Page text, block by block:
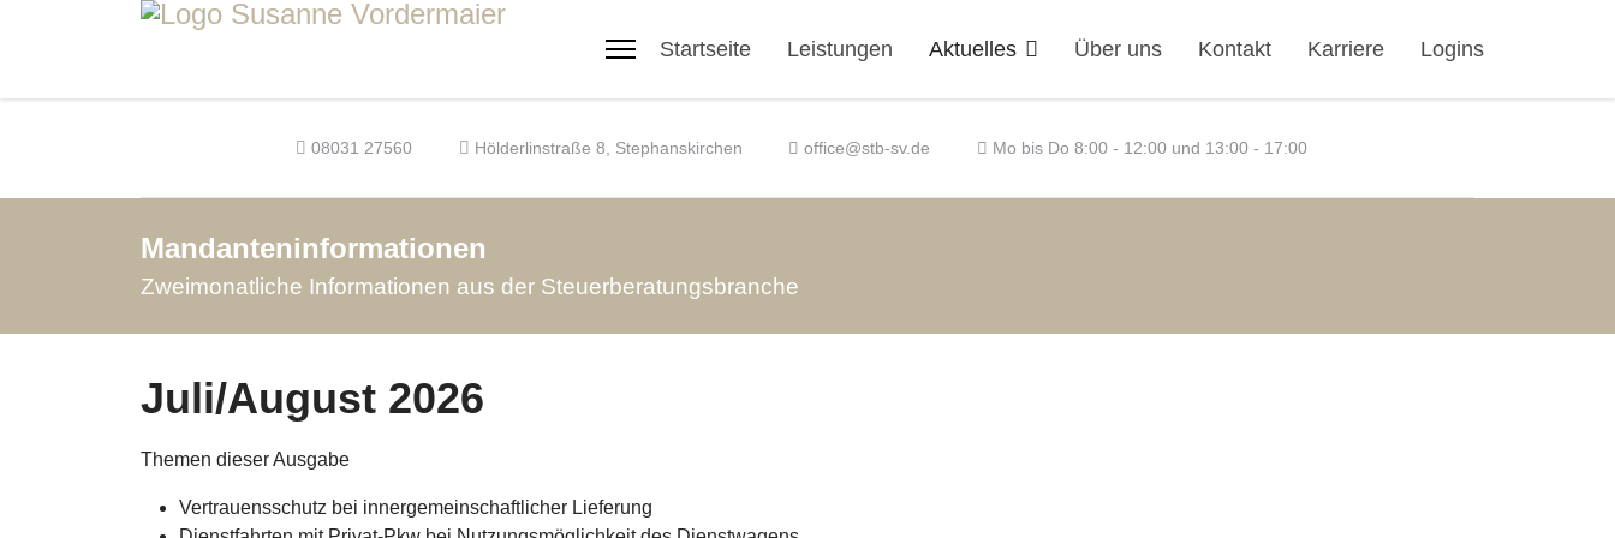
Startseite Leistungen Aktuelles Über uns Kontakt Karriere Logins
08031 27560 Hölderlinstraße 8, Stephanskirchen office@stb-sv.de Mo bis Do 8:00 - 12:00 und 13:00 - 17:00
Mandanteninformationen
Zweimonatliche Informationen aus der Steuerberatungsbranche
Juli/August 2026
Themen dieser Ausgabe
Vertrauensschutz bei innergemeinschaftlicher Lieferung